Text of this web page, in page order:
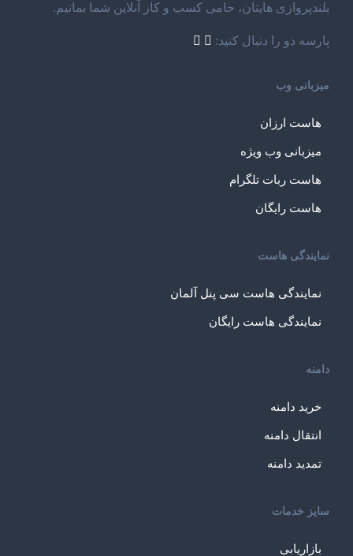
بلندپروازی هایتان، حامی کسب و کار آنلاین شما بمانیم.
پارسه دو را دنبال کنید:
میزبانی وب
هاست ارزان
میزبانی وب ویژه
هاست ربات تلگرام
هاست رایگان
نمایندگی هاست
نمایندگی هاست سی پنل آلمان
نمایندگی هاست رایگان
دامنه
خرید دامنه
انتقال دامنه
تمدید دامنه
سایز خدمات
بازاریابی